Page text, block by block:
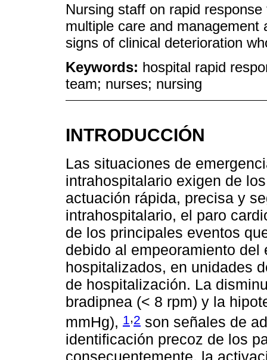
Nursing staff on rapid
multiple care and
signs of clinical deterioration
Keywords: hospital rapid
team; nurses; nursing
INTRODUCCIÓN
Las situaciones de
intrahospitalario exigen de
actuación rápida, precisa y
intrahospitalario, el paro
de los principales eventos
debido al empeoramiento
hospitalizados, en unidades
de hospitalización. La
bradipnea (< 8 rpm) y la
mmHg), 1,2 son señales de
identificación precoz de los
consecuentemente, la